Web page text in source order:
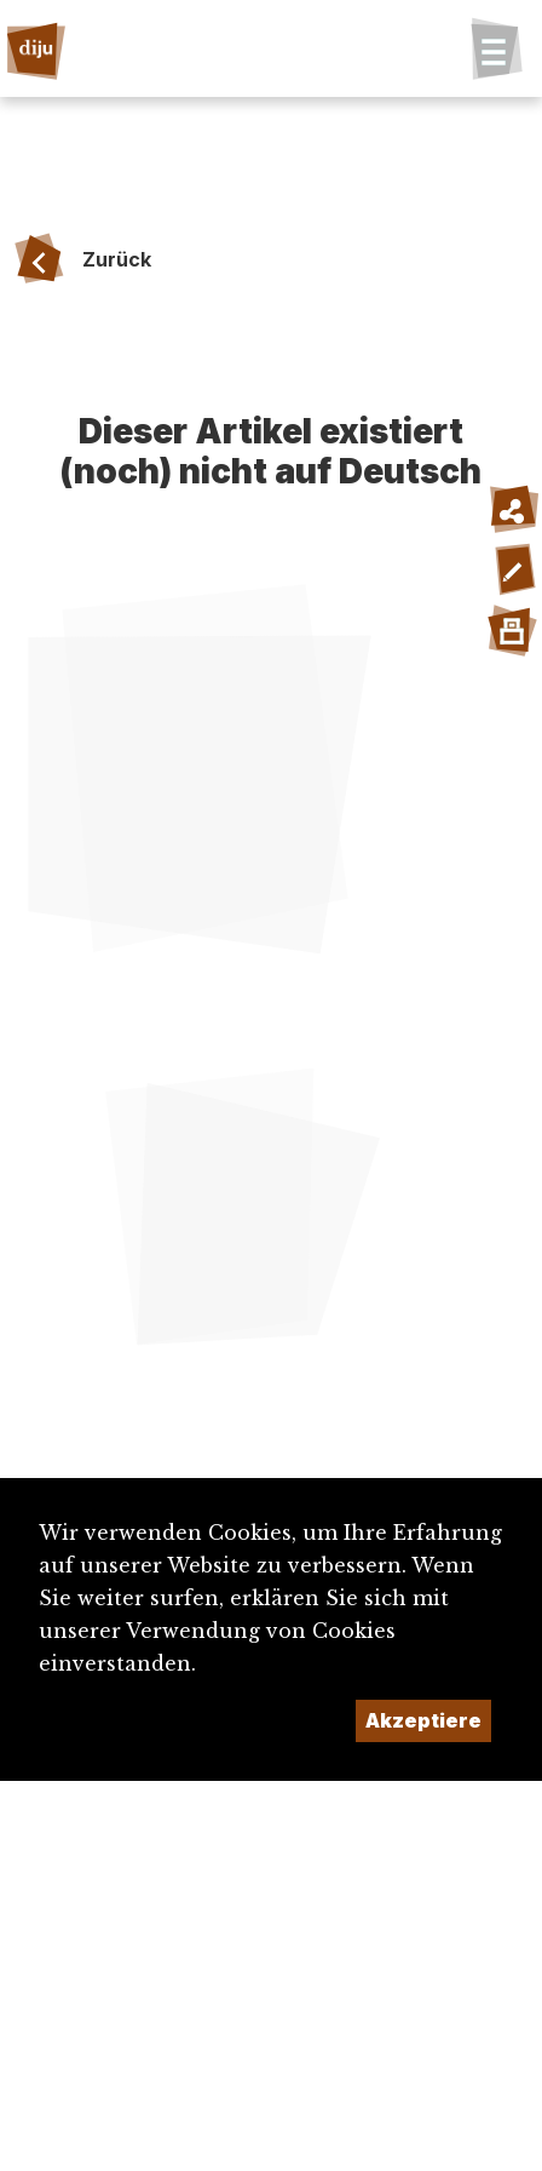
Zurück
Dieser Artikel existiert
(noch) nicht auf Deutsch
Wir verwenden Cookies, um Ihre Erfahrung
auf unserer Website zu verbessern. Wenn
Sie weiter surfen, erklären Sie sich mit
unserer Verwendung von Cookies
einverstanden.
Akzeptiere